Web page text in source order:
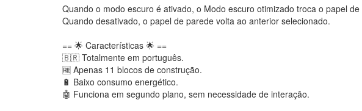
Quando o modo escuro é ativado, o Modo escuro otimizado troca o papel
Quando desativado, o papel de parede volta ao anterior selecionado.
== 🌟 Características 🌟 ==
🇧🇷 Totalmente em português.
🆓 Apenas 11 blocos de construção.
🔋 Baixo consumo energético.
🤖 Funciona em segundo plano, sem necessidade de interação.